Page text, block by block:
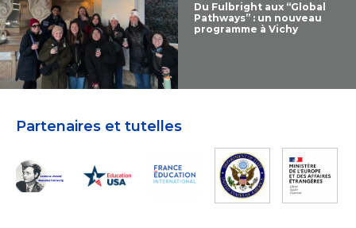
Du Fulbright aux “Global
Pathways” : un nouveau
programme à Vichy
Partenaires et tutelles